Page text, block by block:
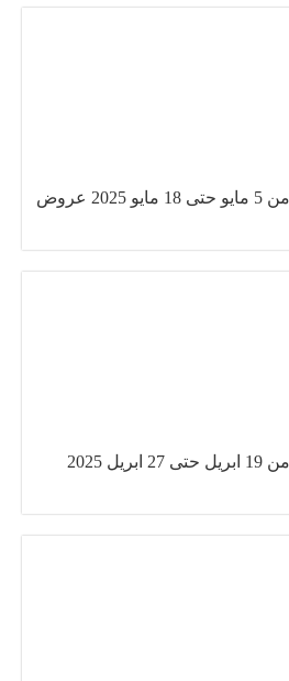
عروض سعودى ماركت من 5 مايو حتى 18 مايو 2025 عروض
عروض سعودى ماركت من 19 ابريل حتى 27 ابريل 2025